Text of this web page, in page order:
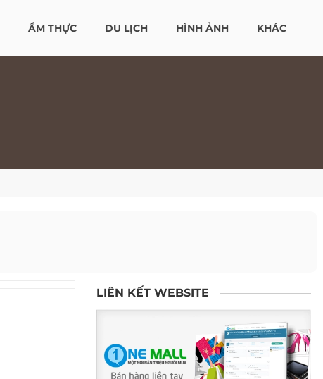
ẨM THỰC DU LỊCH HÌNH ẢNH KHÁC
LIÊN KẾT WEBSITE